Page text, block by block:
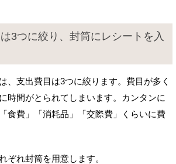
3つに絞り、封筒にレシートを入
、支出費目は3つに絞ります。費目が多く
時間がとられてしまいます。カンタンに
食費」「消耗品」「交際費」くらいに費
ぞれ封筒を用意します。